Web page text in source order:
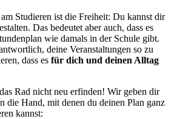
Studieren ist die Freiheit: Du kannst dir
Das bedeutet aber auch, dass es
wie damals in der Schule gibt.
deine Veranstaltungen so zu
dass es für dich und deinen Alltag
Rad nicht neu erfinden! Wir geben dir
die Hand, mit denen du deinen Plan ganz
kannst: